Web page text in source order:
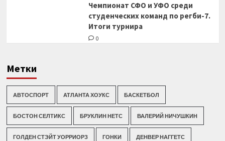
Чемпионат СФО и УФО среди
студенческих команд по регби-7.
Итоги турнира
0
Метки
АВТОСПОРТ АТЛАНТА ХОУКС БАСКЕТБОЛ
БОСТОН СЕЛТИКС БРУКЛИН НЕТС ВАЛЕРИЙ НИЧУШКИН
ГОЛДЕН СТЭЙТ УОРРИОРЗ ГОНКИ ДЕНВЕР НАГГЕТС